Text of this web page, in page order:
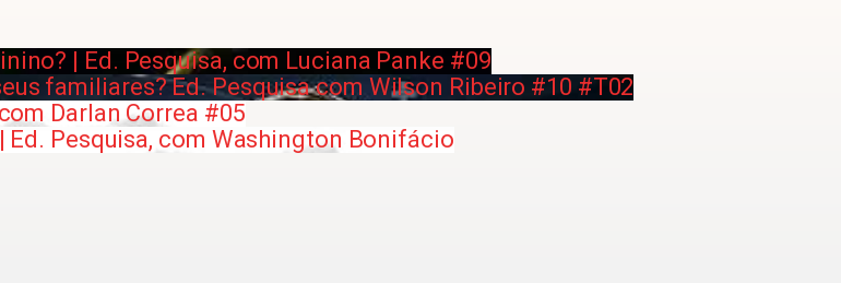
| Ed. Pesquisa, com Luciana Panke #09
familiares? Ed. Pesquisa com Wilson Ribeiro #10 #T02
Darlan Correa #05
Pesquisa, com Washington Bonifácio